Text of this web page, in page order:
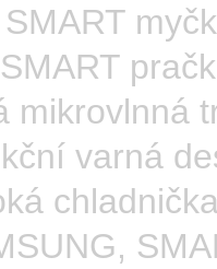
mikrovlnná
varná